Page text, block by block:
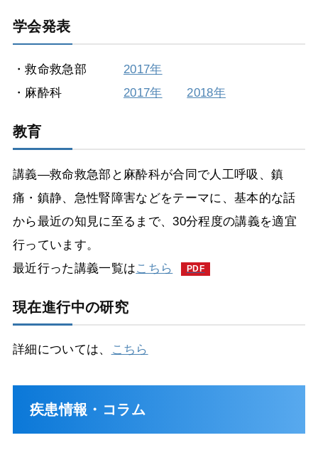
学会発表
・救命救急部 2017年
・麻酔科 2017年 2018年
教育
講義―救命救急部と麻酔科が合同で人工呼吸、鎮
痛・鎮静、急性腎障害などをテーマに、基本的な話
から最近の知見に至るまで、30分程度の講義を適宜
行っています。
最近行った講義一覧はこちら
現在進行中の研究
詳細については、 こちら
疾患情報・コラム